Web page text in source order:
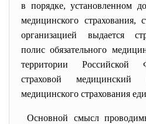
в порядке, установленном
медицинского страхования,
организацией выдается
полис обязательного
территории Российской
страховой медицинский
медицинского страхования
Основной смысл